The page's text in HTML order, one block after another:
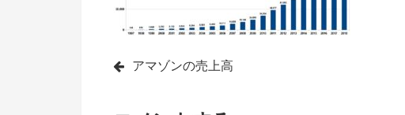
投アマゾンの売上高